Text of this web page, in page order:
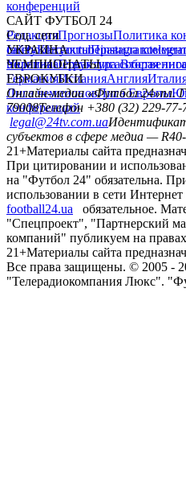
конференций
САЙТ ФУТБОЛ 24
РедакцияПрогнозыПолитика
сайтуКонтактыПравила
политикаСтруктура
Соц. сети
facebookxyoutubeinstagram
УКРАИНА
УкраинаПервая лигаВторая лига
ЧЕМПИОНАТЫ
ГерманияИспанияАнглия
ЕВРОКУБКИ
Лига чемпионовЛига Европы
конференций
Онлайн-медиа «Футбол 24»пл.
79008Телефон +380 (32) 229-77-
legal@24tv.com.ua
субъектов в сфере медиа —
21+Материалы сайта
При цитировании и
на "Футбол 24" обязательна.
использовании в сети
football24.ua
обязательное.
"Спецпроект", "Партнерский
компаний" публикуем на
21+Материалы сайта
Все права защищены. © 2005 -
"Телерадиокомпания Люкс".